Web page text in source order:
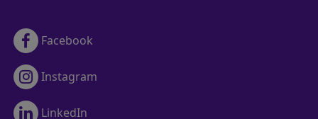
Facebook
Instagram
LinkedIn